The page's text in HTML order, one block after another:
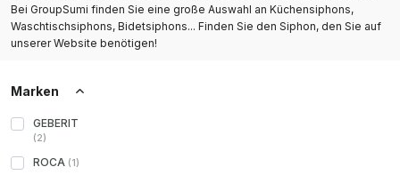
Bei GroupSumi finden Sie eine große Auswahl an Küchensiphons,
Waschtischsiphons, Bidetsiphons... Finden Sie den Siphon, den Sie auf
unserer Website benötigen!
Marken
GEBERIT
(2)
ROCA (1)